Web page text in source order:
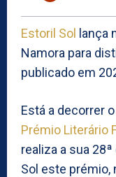
Estoril Sol
lança
Namora para
publicado em
Está a decorrer
Prémio Literário
realiza a sua
Sol este prémio,